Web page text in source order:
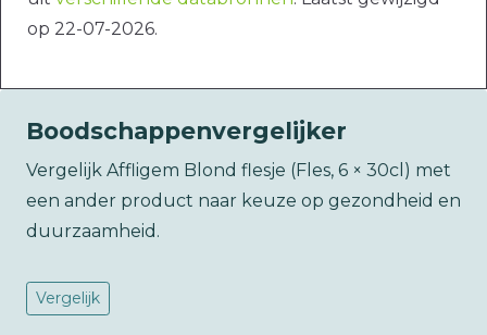
op 22-07-2026.
Boodschappenvergelijker
Vergelijk Affligem Blond flesje (Fles, 6 × 30cl) met
een ander product naar keuze op gezondheid en
duurzaamheid.
Vergelijk